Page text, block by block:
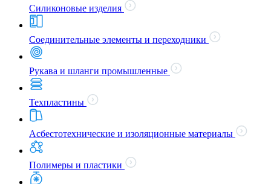
Силиконовые изделия
Соединительные элементы и переходники
Рукава и шланги промышленные
Техпластины
Асбестотехнические и изоляционные материалы
Полимеры и пластики